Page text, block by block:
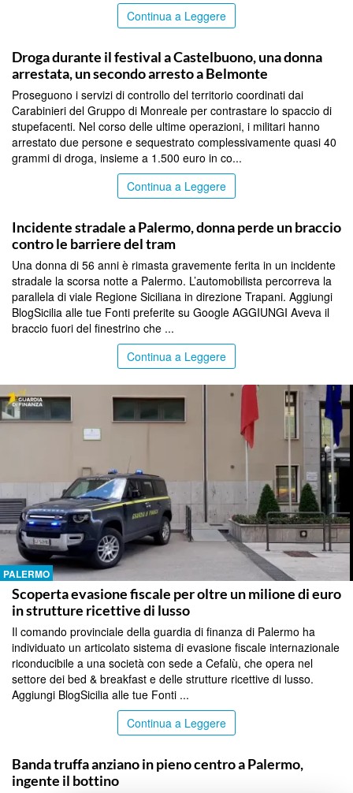
Continua a Leggere
Droga durante il festival a Castelbuono, una donna
arrestata, un secondo arresto a Belmonte
Proseguono i servizi di controllo del territorio coordinati dai
Carabinieri del Gruppo di Monreale per contrastare lo spaccio di
stupefacenti. Nel corso delle ultime operazioni, i militari hanno
arrestato due persone e sequestrato complessivamente quasi 40
grammi di droga, insieme a 1.500 euro in co...
Continua a Leggere
Incidente stradale a Palermo, donna perde un braccio
contro le barriere del tram
Una donna di 56 anni è rimasta gravemente ferita in un incidente
stradale la scorsa notte a Palermo. L’automobilista percorreva la
parallela di viale Regione Siciliana in direzione Trapani. Aggiungi
BlogSicilia alle tue Fonti preferite su Google AGGIUNGI Aveva il
braccio fuori del finestrino che ...
Continua a Leggere
PALERMO
Scoperta evasione fiscale per oltre un milione di euro
in strutture ricettive di lusso
Il comando provinciale della guardia di finanza di Palermo ha
individuato un articolato sistema di evasione fiscale internazionale
riconducibile a una società con sede a Cefalù, che opera nel
settore dei bed & breakfast e delle strutture ricettive di lusso.
Aggiungi BlogSicilia alle tue Fonti ...
Continua a Leggere
Banda truffa anziano in pieno centro a Palermo,
ingente il bottino